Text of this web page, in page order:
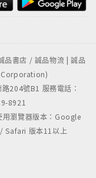
書店 / 誠品物流 | 誠品
Corporation)
204號B1 服務電話：
8921
用瀏覽器版本：Google
Safari 版本11以上